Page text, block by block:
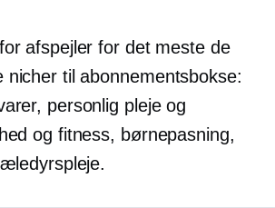
afspejler for det meste de
til abonnementsbokse:
personlig pleje og
og fitness, børnepasning,